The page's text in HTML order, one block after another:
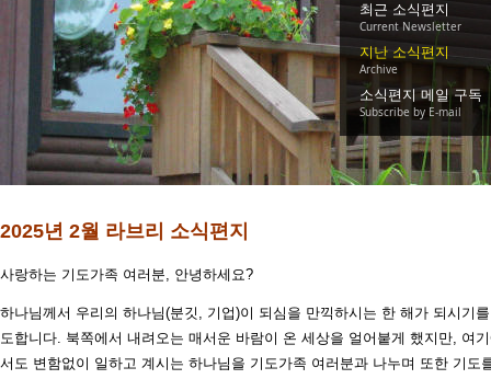
최근 소식편지
Current Newsletter
지난 소식편지
Archive
소식편지 메일 구독
Subscribe by E-mail
2025년 2월 라브리 소식편지
사랑하는 기도가족 여러분, 안녕하세요?
하나님께서 우리의 하나님(분깃, 기업)이 되심을 만끽하시는 한 해가 되시기
도합니다. 북쪽에서 내려오는 매서운 바람이 온 세상을 얼어붙게 했지만, 여
서도 변함없이 일하고 계시는 하나님을 기도가족 여러분과 나누며 또한 기도